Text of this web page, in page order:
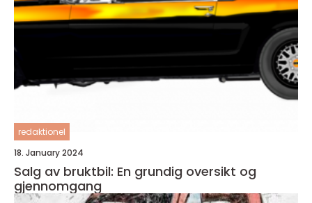
redaktionel
18. January 2024
Salg av bruktbil: En grundig oversikt og
gjennomgang